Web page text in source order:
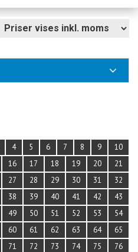
4 5 6 7 8 9
10
16 17 18 19 20
21
27 28 29 30 31
32
38 39 40 41 42
43
49 50 51 52 53
54
60 61 62 63 64
65
71 72 73 74 75
76